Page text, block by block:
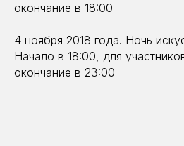
окончание в 18:00
4 ноября 2018 года. Ночь
Начало в 18:00, для
окончание в 23:00